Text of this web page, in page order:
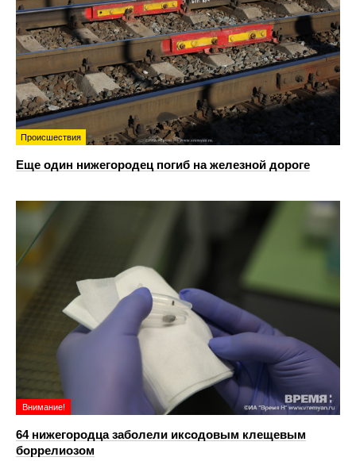
Происшествия
Еще один нижегородец погиб на железной дороге
Внимание!
64 нижегородца заболели иксодовым клещевым
боррелиозом